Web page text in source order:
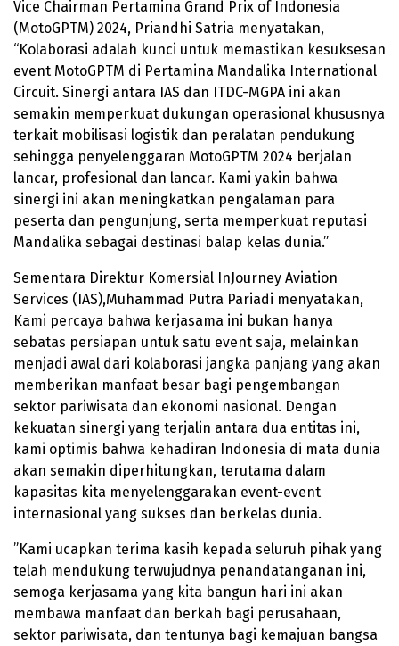
Vice Chairman Pertamina Grand Prix of Indonesia
(MotoGPTM) 2024, Priandhi Satria menyatakan,
“Kolaborasi adalah kunci untuk memastikan kesuksesan
event MotoGPTM di Pertamina Mandalika International
Circuit. Sinergi antara IAS dan ITDC-MGPA ini akan
semakin memperkuat dukungan operasional khususnya
terkait mobilisasi logistik dan peralatan pendukung
sehingga penyelenggaran MotoGPTM 2024 berjalan
lancar, profesional dan lancar. Kami yakin bahwa
sinergi ini akan meningkatkan pengalaman para
peserta dan pengunjung, serta memperkuat reputasi
Mandalika sebagai destinasi balap kelas dunia.”
Sementara Direktur Komersial InJourney Aviation
Services (IAS),Muhammad Putra Pariadi menyatakan,
Kami percaya bahwa kerjasama ini bukan hanya
sebatas persiapan untuk satu event saja, melainkan
menjadi awal dari kolaborasi jangka panjang yang akan
memberikan manfaat besar bagi pengembangan
sektor pariwisata dan ekonomi nasional. Dengan
kekuatan sinergi yang terjalin antara dua entitas ini,
kami optimis bahwa kehadiran Indonesia di mata dunia
akan semakin diperhitungkan, terutama dalam
kapasitas kita menyelenggarakan event-event
internasional yang sukses dan berkelas dunia.
”Kami ucapkan terima kasih kepada seluruh pihak yang
telah mendukung terwujudnya penandatanganan ini,
semoga kerjasama yang kita bangun hari ini akan
membawa manfaat dan berkah bagi perusahaan,
sektor pariwisata, dan tentunya bagi kemajuan bangsa